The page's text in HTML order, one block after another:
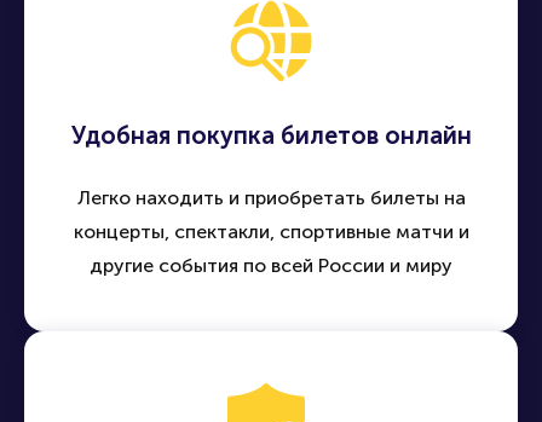
Удобная покупка билетов онлайн
Легко находить и приобретать билеты на
концерты, спектакли, спортивные матчи и
другие события по всей России и миру